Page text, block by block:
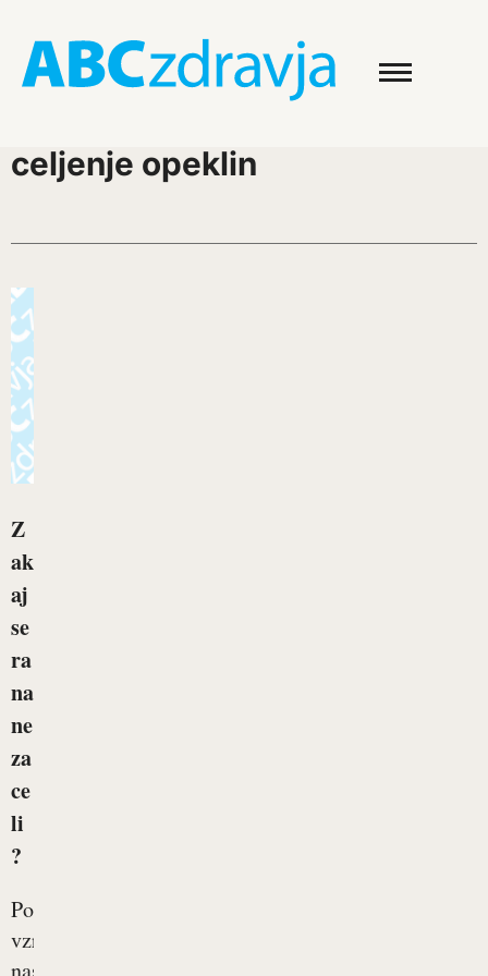
celjenje opeklin
Z
ak
aj
se
ra
na
ne
za
ce
li
?
Po
vzroku
nastanka